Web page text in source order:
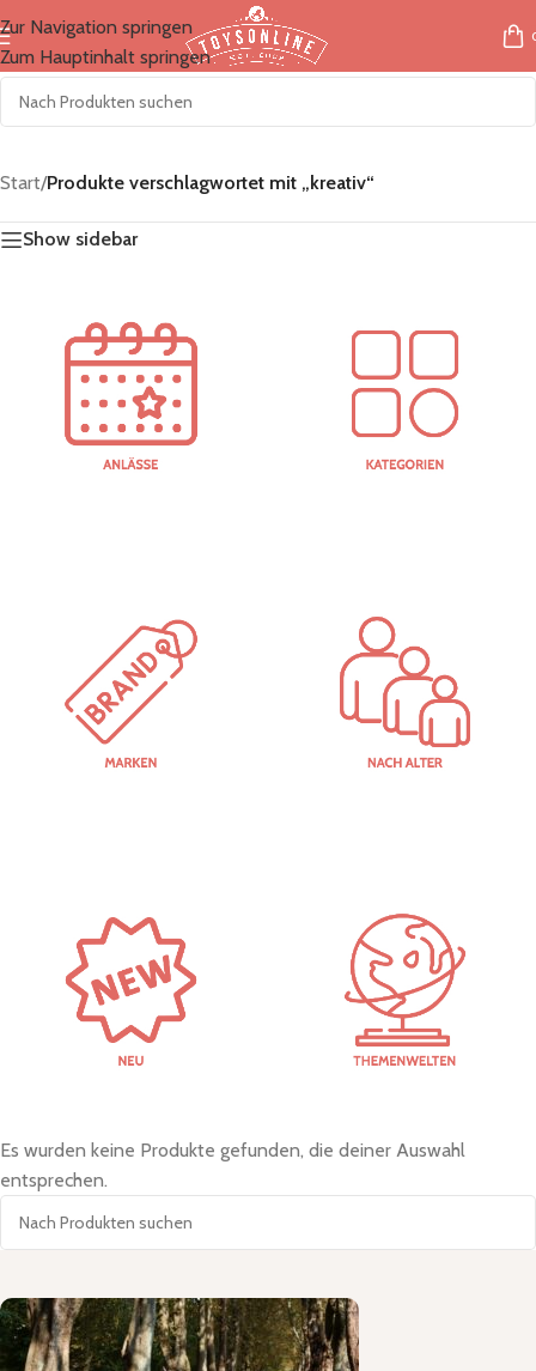
Zur Navigation springen
Zum Hauptinhalt springen
Start/Produkte verschlagwortet mit „kreativ“
Show sidebar
Es wurden keine Produkte gefunden, die deiner Auswahl
entsprechen.